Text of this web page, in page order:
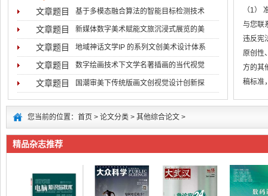
基于多模态融合算法的智能目标检测技术
文章题目
新媒体数字美术赋能文旅沉浸式展览的美
文章题目
地域神话文学IP 的系列文创美术设计体系
文章题目
数字绘画技术下文学名著插画的当代视觉
文章题目
国潮审美下传统版画文创视觉设计创新探
文章题目
（1）
与您联
违反宪
原创性
方的其
稿标准
您当前的位置： 首页 > 论文分类 > 其他综合论文 >
精品杂志推荐